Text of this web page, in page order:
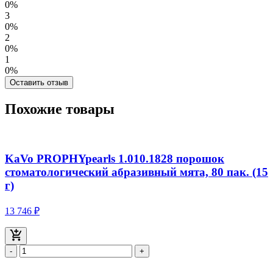
0%
3
0%
2
0%
1
0%
Оставить отзыв
Похожие товары
KaVo PROPHYpearls 1.010.1828 порошок
стоматологический абразивный мята, 80 пак. (15
г)
13 746 ₽
- +